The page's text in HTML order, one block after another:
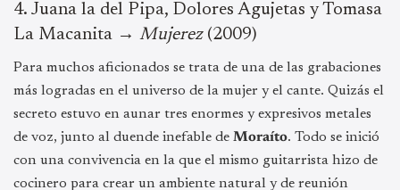
4.⁠ ⁠Juana la del Pipa, Dolores Agujetas y Tomasa
La Macanita → Mujerez(2009)
Para muchos aficionados se trata de una de las grabaciones
más logradas en el universo de la mujer y el cante. Quizás el
secreto estuvo en aunar tres enormes y expresivos metales
de voz, junto al duende inefable de Moraíto. Todo se inició
con una convivencia en la que el mismo guitarrista hizo de
cocinero para crear un ambiente natural y de reunión